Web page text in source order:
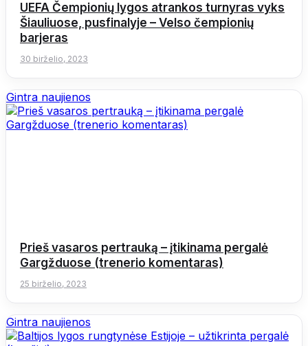
UEFA Čempionių lygos atrankos turnyras vyks
Šiauliuose, pusfinalyje – Velso čempionių
barjeras
30 birželio, 2023
Gintra naujienos
Prieš vasaros pertrauką – įtikinama pergalė
Gargžduose (trenerio komentaras)
25 birželio, 2023
Gintra naujienos